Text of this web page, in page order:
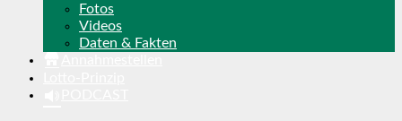
Fotos
Videos
Daten & Fakten